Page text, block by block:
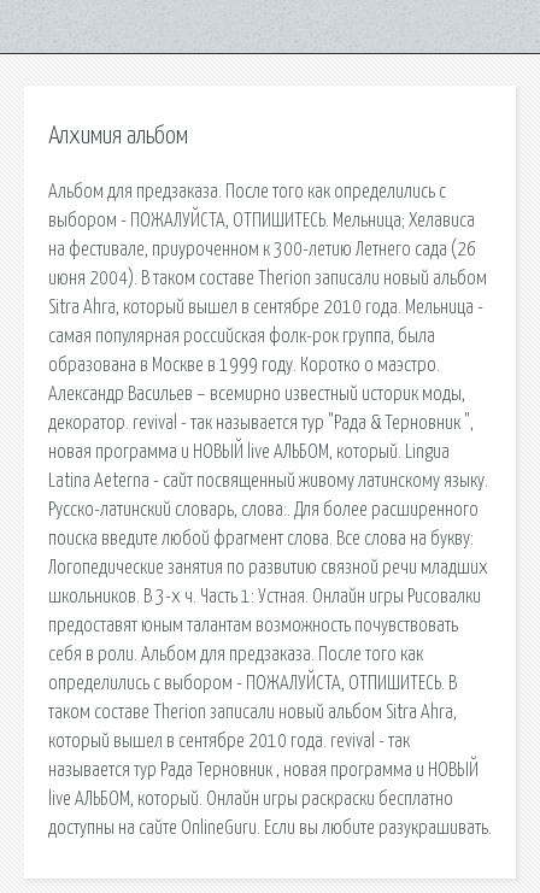
Алхимия альбом
Альбом для предзаказа. После того как определились с
выбором - ПОЖАЛУЙСТА, ОТПИШИТЕСЬ. Мельница; Хелависа
на фестивале, приуроченном к 300-летию Летнего сада (26
июня 2004). В таком составе Therion записали новый альбом
Sitra Ahra, который вышел в сентябре 2010 года. Мельница -
самая популярная российская фолк-рок группа, была
образована в Москве в 1999 году. Коротко о маэстро.
Александр Васильев – всемирно известный историк моды,
декоратор. revival - так называется тур "Рада & Терновник ",
новая программа и НОВЫЙ live АЛЬБОМ, который. Lingua
Latina Aeterna - сайт посвященный живому латинскому языку.
Русско-латинский словарь, слова:. Для более расширенного
поиска введите любой фрагмент слова. Все слова на букву:
Логопедические занятия по развитию связной речи младших
школьников. В 3-х ч. Часть 1: Устная. Онлайн игры Рисовалки
предоставят юным талантам возможность почувствовать
себя в роли. Альбом для предзаказа. После того как
определились с выбором - ПОЖАЛУЙСТА, ОТПИШИТЕСЬ. В
таком составе Therion записали новый альбом Sitra Ahra,
который вышел в сентябре 2010 года. revival - так
называется тур Рада Терновник , новая программа и НОВЫЙ
live АЛЬБОМ, который. Онлайн игры раскраски бесплатно
доступны на сайте OnlineGuru. Если вы любите разукрашивать.